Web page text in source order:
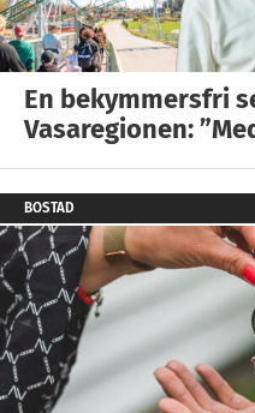
En bekymmersfri
Vasaregionen:
BOSTAD